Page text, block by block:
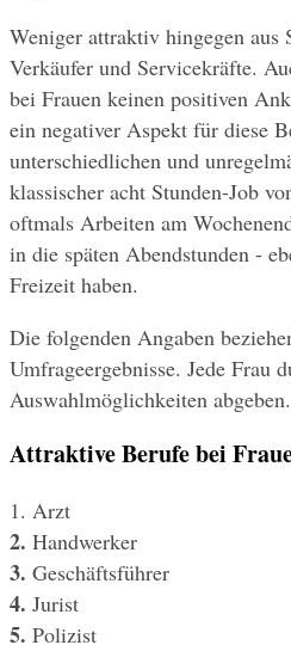
Weniger attraktiv hingegen aus
Verkäufer und Servicekräfte.
bei Frauen keinen positiven
ein negativer Aspekt für diese
unterschiedlichen und
klassischer acht Stunden-Job
oftmals Arbeiten am
in die späten Abendstunden -
Freizeit haben.
Die folgenden Angaben
Umfrageergebnisse. Jede Frau
Auswahlmöglichkeiten abgeben.
Attraktive Berufe bei
1. Arzt
2. Handwerker
3. Geschäftsführer
4. Jurist
5. Polizist